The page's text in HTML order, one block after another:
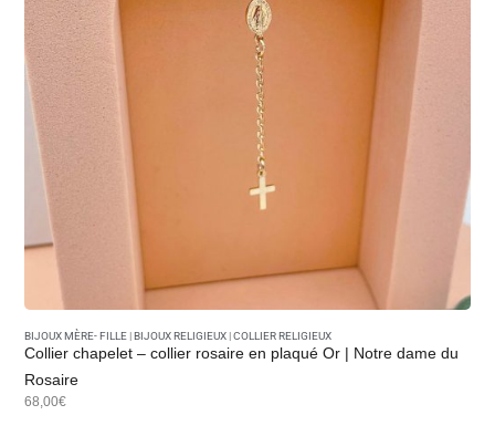
BIJOUX MÈRE- FILLE BIJOUX RELIGIEUX |COLLIER RELIGIEUX
Collier chapelet – collier rosaire en plaqué Or | Notre dame du
Rosaire
68,00€